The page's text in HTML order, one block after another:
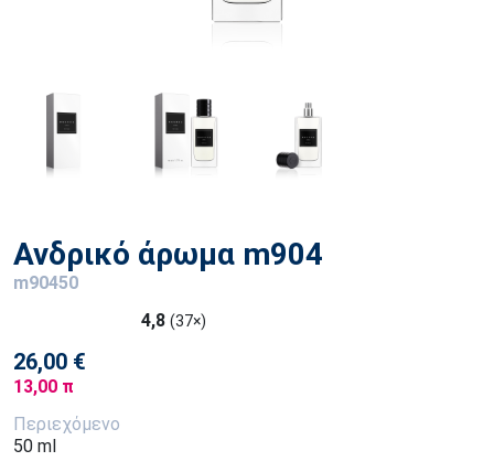
Ανδρικό άρωμα m904
m90450
4,8 (37×)
26,00 €
13,00 π
Περιεχόμενο
50 ml